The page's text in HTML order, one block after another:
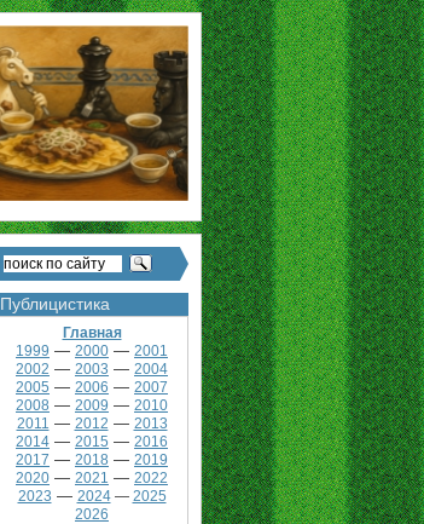
Публицистика
Главная
1999 — 2000 — 2001
2002 — 2003 — 2004
2005 — 2006 — 2007
2008 — 2009 — 2010
2011 — 2012 — 2013
2014 — 2015 — 2016
2017 — 2018 — 2019
2020 — 2021 — 2022
2023 — 2024— 2025
2026